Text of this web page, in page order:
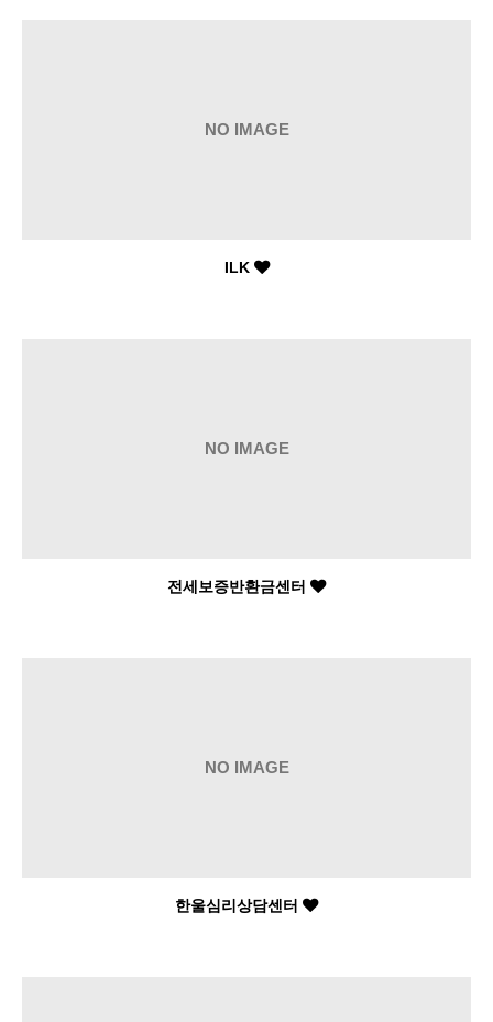
NO IMAGE
ILK
NO IMAGE
전세보증반환금센터
NO IMAGE
한울심리상담센터